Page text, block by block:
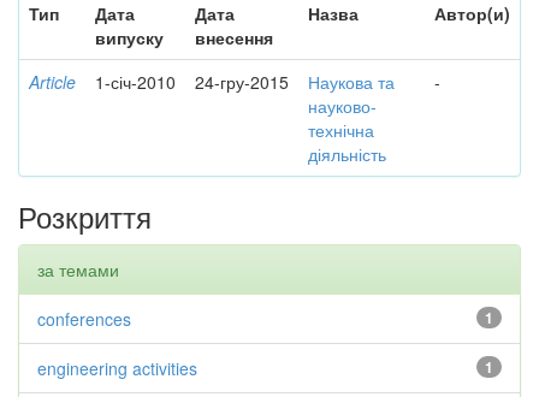
Тип
Дата
випуску
Дата
внесення
Назва Автор(и)
Article 1-січ-2010 24-гру-2015
Наукова та
науково-
технічна
діяльність
-
Розкриття
за темами
1
conferences
1
engineering activities